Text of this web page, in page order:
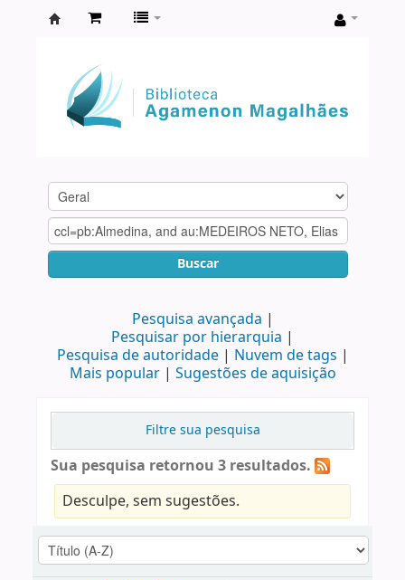
Agamenon
Magalhães
Buscar
Pesquisa avançada
Pesquisar por hierarquia
Pesquisa de autoridade
Nuvem de tags
Mais popular
Sugestões de aquisição
Filtre sua pesquisa
Sua pesquisa retornou 3 resultados.
Desculpe, sem sugestões.